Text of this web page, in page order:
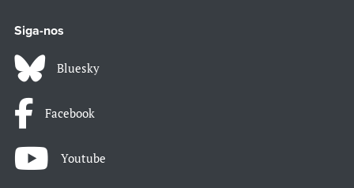
Siga-nos
Bluesky
Facebook
Youtube